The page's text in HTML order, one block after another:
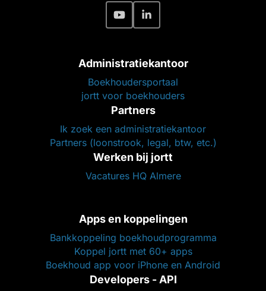
Administratiekantoor
Boekhoudersportaal
jortt voor boekhouders
Partners
Ik zoek een administratiekantoor
Partners (loonstrook, legal, btw, etc.)
Werken bij jortt
Vacatures HQ Almere
Apps en koppelingen
Bankkoppeling boekhoudprogramma
Koppel jortt met 60+ apps
Boekhoud app voor iPhone en Android
Developers - API